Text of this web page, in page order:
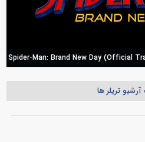
Spider-Man: Brand New Day (Official
آرشیو تریلر ها